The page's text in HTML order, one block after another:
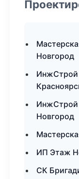
Новгород
ИнжСтрой
Новгород
ИП Этаж
СК